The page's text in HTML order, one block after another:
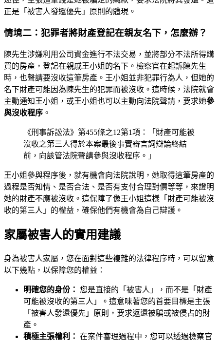
正是「被害人發還優先」原則的體現。
情境二：犯罪者將財產登記在親友名下，怎麼辦？
陳先生涉嫌利用公司資金進行不法交易，並將部分不法所得購
買的房產，登記在親戚王小姐的名下。檢察官在起訴陳先生
時，也聲請要沒收這筆房產。王小姐並非犯罪行為人，但她的
名下財產可能因為陳先生的犯罪而被沒收。這時候，法院就會
主動通知王小姐，或王小姐也可以主動向法院聲請，要求她參
與沒收程序 。
《刑事訴訟法》第455條之12第1項：「財產可能被
沒收之第三人得於本案最後事實審言詞辯論終結
前，向該管法院聲請參與沒收程序。」
王小姐參與程序後，就有機會向法院說明，她取得這筆房產的
過程是否知情、是否合法、是否有支付合理對價等等，來證明
她的財產不應被沒收。這保障了像王小姐這樣「財產可能被沒
收的第三人」的權益，確保他們有機會為自己辯護。
家屬被害人的實用建議
身為被害人家屬，您在面對這些複雜的法律程序時，可以留意
以下幾點，以保障您的權益：
明確您的身份： 您是直接的「被害人」，而不是「財產
可能被沒收的第三人」。這意味著您的首要目標是主張
「被害人發還優先」原則，要求返還被騙或被侵占的財
產。
積極主張權利： 在案件審理過程中，您可以透過檢察官